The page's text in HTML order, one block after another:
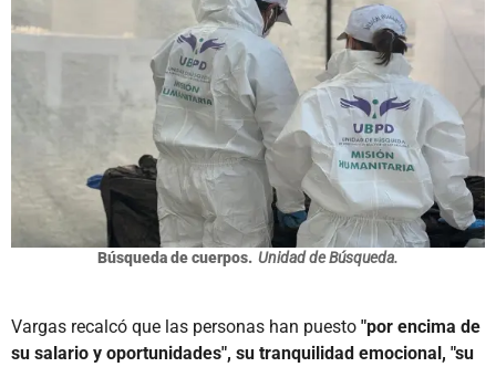
Búsqueda de cuerpos. Unidad de Búsqueda.
Vargas recalcó que las personas han puesto "por encima de
su salario y oportunidades", su tranquilidad emocional, "su